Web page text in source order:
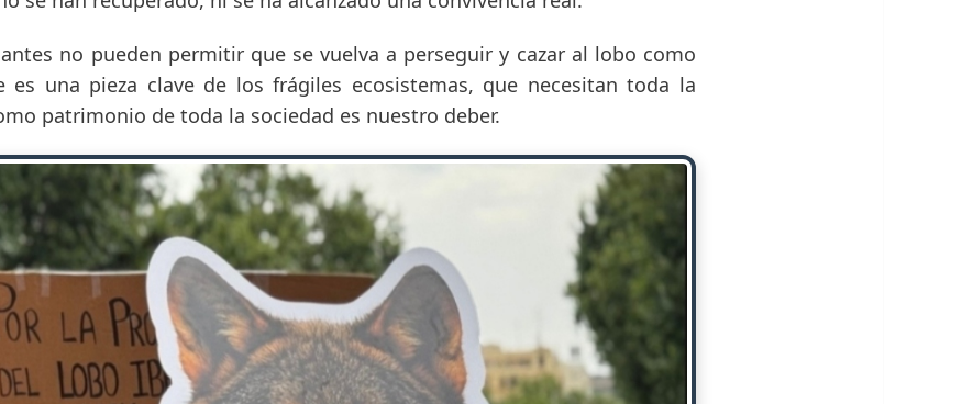
no pueden permitir que se vuelva a perseguir y cazar al lobo como
es una pieza clave de los frágiles ecosistemas, que necesitan toda la
patrimonio de toda la sociedad es nuestro deber.